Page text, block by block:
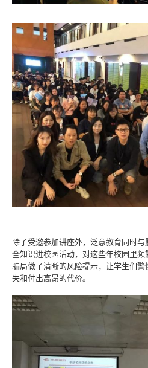
除了受邀参加讲座外，泛意教育同时
全知识进校园活动，对这些年校园里
骗局做了清晰的风险提示，让学生们
失和付出高昂的代价。